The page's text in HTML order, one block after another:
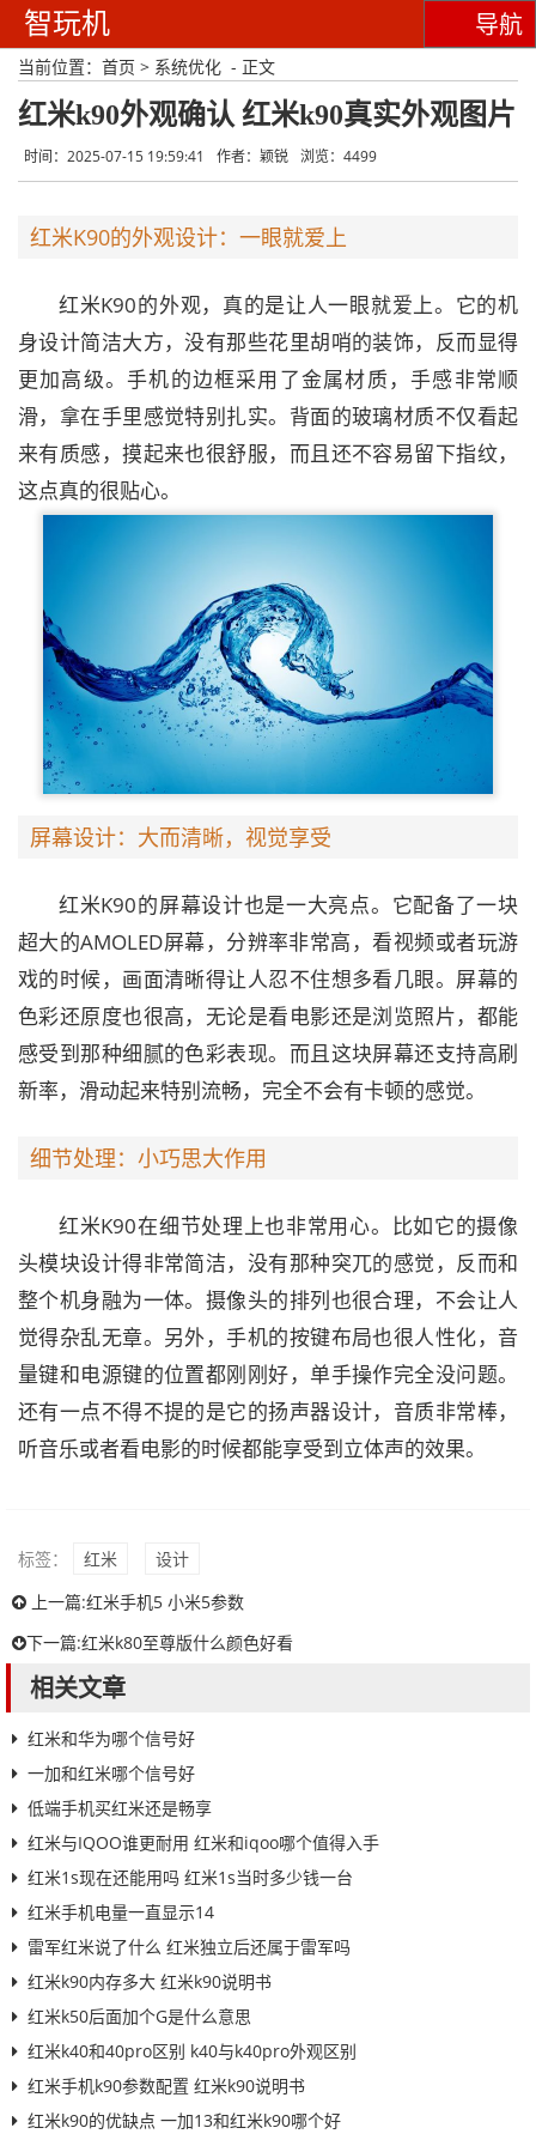
智玩机 导航
当前位置： 首页 > 系统优化 - 正文
红米k90外观确认 红米k90真实外观图片
时间：2025-07-15 19:59:41 作者：颖锐 浏览：4499
红米K90的外观设计：一眼就爱上
红米K90的外观，真的是让人一眼就爱上。它的机
身设计简洁大方，没有那些花里胡哨的装饰，反而显得
更加高级。手机的边框采用了金属材质，手感非常顺
滑，拿在手里感觉特别扎实。背面的玻璃材质不仅看起
来有质感，摸起来也很舒服，而且还不容易留下指纹，
这点真的很贴心。
屏幕设计：大而清晰，视觉享受
红米K90的屏幕设计也是一大亮点。它配备了一块
超大的AMOLED屏幕，分辨率非常高，看视频或者玩游
戏的时候，画面清晰得让人忍不住想多看几眼。屏幕的
色彩还原度也很高，无论是看电影还是浏览照片，都能
感受到那种细腻的色彩表现。而且这块屏幕还支持高刷
新率，滑动起来特别流畅，完全不会有卡顿的感觉。
细节处理：小巧思大作用
红米K90在细节处理上也非常用心。比如它的摄像
头模块设计得非常简洁，没有那种突兀的感觉，反而和
整个机身融为一体。摄像头的排列也很合理，不会让人
觉得杂乱无章。另外，手机的按键布局也很人性化，音
量键和电源键的位置都刚刚好，单手操作完全没问题。
还有一点不得不提的是它的扬声器设计，音质非常棒，
听音乐或者看电影的时候都能享受到立体声的效果。
标签： 红米
设计
上一篇:红米手机5 小米5参数
下一篇:红米k80至尊版什么颜色好看
相关文章
红米和华为哪个信号好
一加和红米哪个信号好
低端手机买红米还是畅享
红米与IQOO谁更耐用 红米和iqoo哪个值得入手
红米1s现在还能用吗 红米1s当时多少钱一台
红米手机电量一直显示14
雷军红米说了什么 红米独立后还属于雷军吗
红米k90内存多大 红米k90说明书
红米k50后面加个G是什么意思
红米k40和40pro区别 k40与k40pro外观区别
红米手机k90参数配置 红米k90说明书
红米k90的优缺点 一加13和红米k90哪个好